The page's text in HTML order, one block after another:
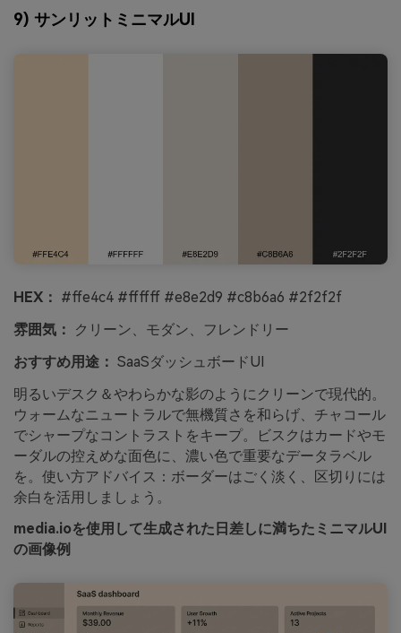
9) サンリットミニマルUI
HEX： #ffe4c4 #ffffff #e8e2d9 #c8b6a6 #2f2f2f
雰囲気：
クリーン、モダン、フレンドリー
おすすめ用途： SaaSダッシュボードUI
明るいデスク＆やわらかな影のようにクリーンで現代的。
ウォームなニュートラルで無機質さを和らげ、チャコール
でシャープなコントラストをキープ。ビスクはカードやモ
ーダルの控えめな面色に、濃い色で重要なデータラベル
を。使い方アドバイス：ボーダーはごく淡く、区切りには
余白を活用しましょう。
media.ioを使用して生成された日差しに満ちたミニマルUI
の画像例